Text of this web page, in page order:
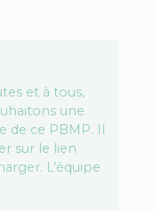
et à tous,
une
de ce PBMP. Il
sur le lien
L’équipe